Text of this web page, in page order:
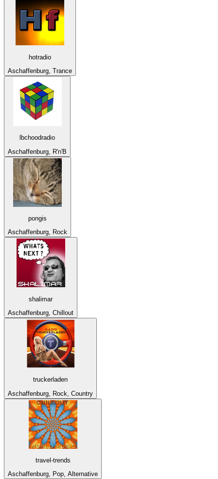
hotradio
Aschaffenburg, Trance
lbchoodradio
Aschaffenburg, R'n'B
pongis
Aschaffenburg, Rock
shalimar
Aschaffenburg, Chillout
truckerladen
Aschaffenburg, Rock, Country
travel-trends
Aschaffenburg, Pop, Alternative